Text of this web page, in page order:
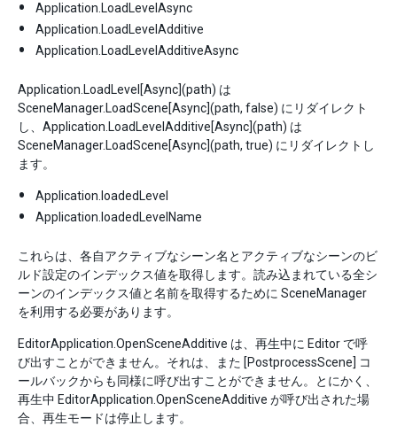
Application.LoadLevelAsync
Application.LoadLevelAdditive
Application.LoadLevelAdditiveAsync
Application.LoadLevel[Async](path) は
SceneManager.LoadScene[Async](path, false) にリダイレクト
し、Application.LoadLevelAdditive[Async](path) は
SceneManager.LoadScene[Async](path, true) にリダイレクトし
ます。
Application.loadedLevel
Application.loadedLevelName
これらは、各自アクティブなシーン名とアクティブなシーンのビ
ルド設定のインデックス値を取得します。読み込まれている全シ
ーンのインデックス値と名前を取得するために SceneManager
を利用する必要があります。
EditorApplication.OpenSceneAdditive は、再生中に Editor で呼
び出すことができません。それは、また [PostprocessScene] コ
ールバックからも同様に呼び出すことができません。とにかく、
再生中 EditorApplication.OpenSceneAdditive が呼び出された場
合、再生モードは停止します。